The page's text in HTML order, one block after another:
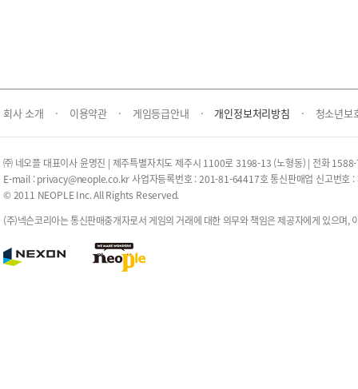
회사 소개 · 이용약관 · 게임등급안내 · 개인정보처리방침 · 청소년보
㈜ 네오플 대표이사 윤명진 | 제주특별자치도 제주시 1100로 3198-13 (노형동) | 전화
E-mail :privacy@neople.co.kr사업자등록번호 : 201-81-64417호 통신판매업 신고번호
© 2011 NEOPLE Inc. All Rights Reserved.
(주)넥슨코리아는 통신판매중개자로서 게임의 거래에 대한 의무와 책임은 제공자에게 있으며